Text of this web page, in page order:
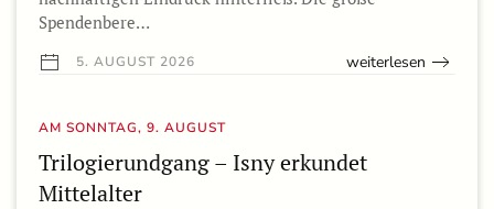
Spendenbere…
5. AUGUST 2026 weiterlesen
AM SONNTAG, 9. AUGUST
Trilogierundgang – Isny erkundet
Mittelalter